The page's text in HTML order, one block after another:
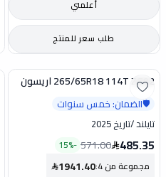
أعلمني
طلب سعر للمنتج
تخفيض 265/65R18 114T ZG02 اريسون
🛡️الضمان: خمس سنوات
تايلند/تاريخ 2025
485.35
571.00
-
15%
مجموعة من 4 :
1941.40